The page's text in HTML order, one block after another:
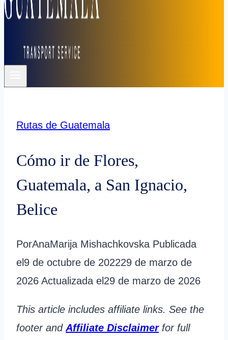
Rutas de Guatemala
Cómo ir de Flores,
Guatemala, a San Ignacio,
Belice
PorAnaMarija Mishachkovska Publicada
el 9 de octubre de 202229 de marzo de
2026 Actualizada el 29 de marzo de 2026
This article includes affiliate links. See the
footer and Affiliate Disclaimerfor full